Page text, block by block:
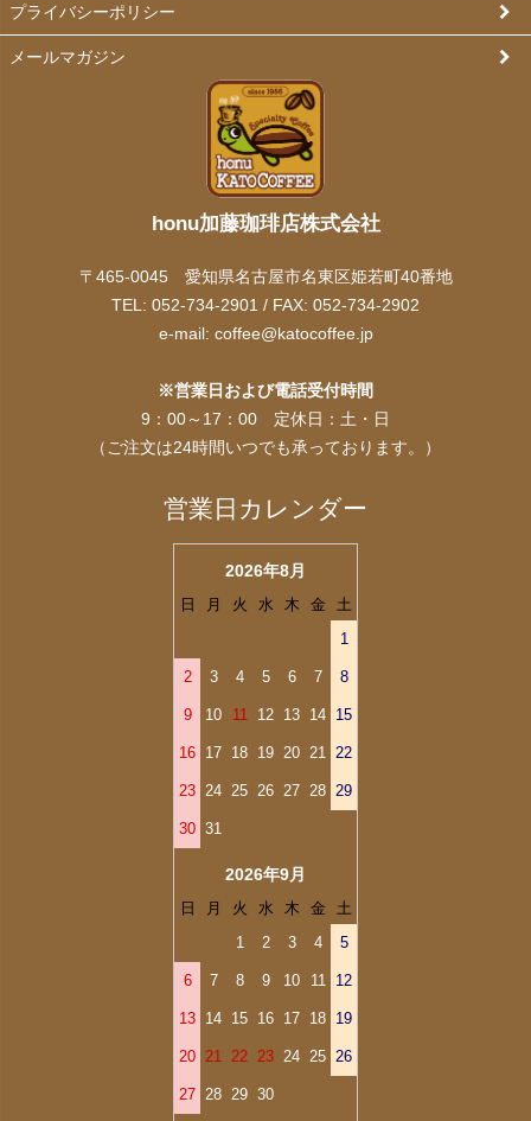
honu加藤珈琲店株式会社
〒465-0045 愛知県名古屋市名東区姫若町40番地
TEL: 052-734-2901 / FAX: 052-734-2902
e-mail: coffee@katocoffee.jp
※営業日および電話受付時間
9：00～17：00 定休日：土・日
（ご注文は24時間いつでも承っております。）
営業日カレンダー
2026年8月
日 月 火 水 木 金
土
1
2 3 4 5 6 7 8
9 10 11 12 13 14 15
16 17 18 19 20 21 22
23 24 25 26 27 28 29
30 31
2026年9月
日 月 火 水 木 金
土
1
2 3 4 5
6 7 8 9 10 11 12
13 14 15 16 17 18 19
20 21 22 23 24 25 26
27 28 29 30
プライバシーポリシー
メールマガジン